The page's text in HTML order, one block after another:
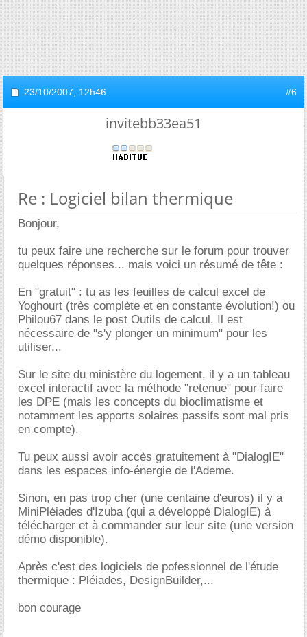
23/10/2007, 12h46 #6
invitebb33ea51
Re : Logiciel bilan thermique
Bonjour,
tu peux faire une recherche sur le forum pour trouver
quelques réponses... mais voici un résumé de tête :
En "gratuit" : tu as les feuilles de calcul excel de
Yoghourt (très complète et en constante évolution!) ou
Philou67 dans le post Outils de calcul. Il est
nécessaire de "s'y plonger un minimum" pour les
utiliser...
Sur le site du ministère du logement, il y a un tableau
excel interactif avec la méthode "retenue" pour faire
les DPE (mais les concepts du bioclimatisme et
notamment les apports solaires passifs sont mal pris
en compte).
Tu peux aussi avoir accès gratuitement à "DialogIE"
dans les espaces info-énergie de l'Ademe.
Sinon, en pas trop cher (une centaine d'euros) il y a
MiniPléiades d'Izuba (qui a développé DialogIE) à
télécharger et à commander sur leur site (une version
démo disponible).
Après c'est des logiciels de pofessionnel de l'étude
thermique : Pléiades, DesignBuilder,...
bon courage